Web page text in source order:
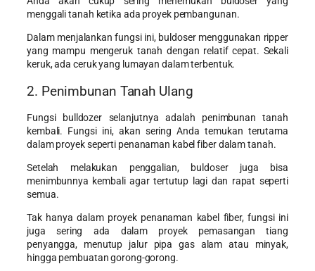
menggali tanah ketika ada proyek pembangunan.
Dalam menjalankan fungsi ini, buldoser menggunakan ripper
yang mampu mengeruk tanah dengan relatif cepat. Sekali
keruk, ada ceruk yang lumayan dalam terbentuk.
2. Penimbunan Tanah Ulang
Fungsi bulldozer selanjutnya adalah penimbunan tanah
kembali. Fungsi ini, akan sering Anda temukan terutama
dalam proyek seperti penanaman kabel fiber dalam tanah.
Setelah melakukan penggalian, buldoser juga bisa
menimbunnya kembali agar tertutup lagi dan rapat seperti
semua.
Tak hanya dalam proyek penanaman kabel fiber, fungsi ini
juga sering ada dalam proyek pemasangan tiang
penyangga, menutup jalur pipa gas alam atau minyak,
hingga pembuatan gorong-gorong.